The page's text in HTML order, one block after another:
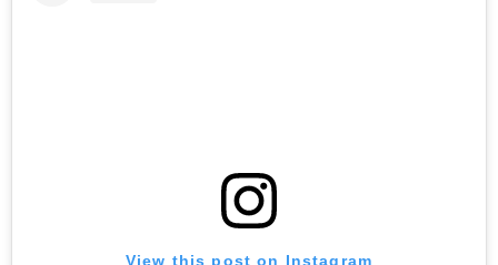
View this post on Instagram